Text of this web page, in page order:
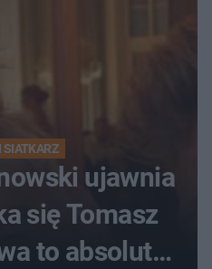
SIATKARZ
ujawnia
się Tomasz
to absolutny